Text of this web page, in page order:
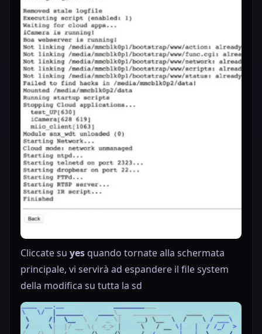
Cliccate su yes quando tornate alla schermata
principale, vi servirà ad espandere il file system
della modifica su tutta la sd